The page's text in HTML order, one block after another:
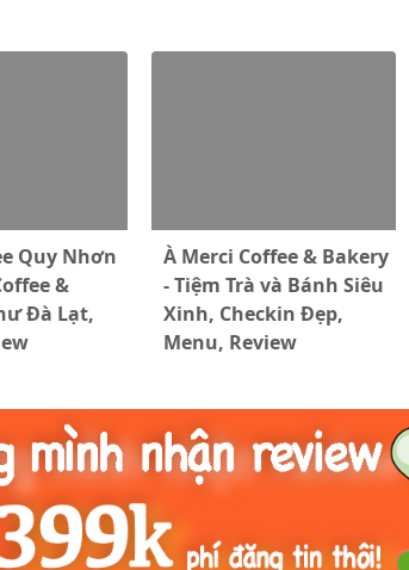
Quy Nhơn
&
Đà Lạt,
À Merci Coffee & Bakery
- Tiệm Trà và Bánh Siêu
Xinh, Checkin Đẹp,
Menu, Review